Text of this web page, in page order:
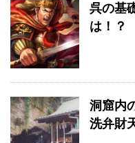
呉の基
は！？
洞窟内
洗弁財